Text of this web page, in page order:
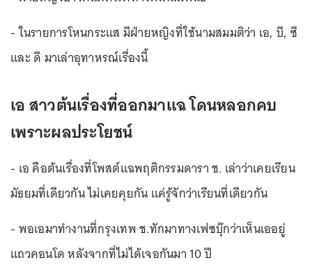
- ในรายการโหนกระแส มีฝ่ายหญิงที่ใช้นามสมมติว่า เอ, บี, ซี
และ ดี มาเล่าอุทาหรณ์เรื่องนี้
เอ สาวต้นเรื่องที่ออกมาแฉ โดนหลอกคบ
เพราะผลประโยชน์
- เอ คือต้นเรื่องที่โพสต์แฉพฤติกรรมดารา ช. เล่าว่าเคยเรียน
มัธยมที่เดียวกัน ไม่เคยคุยกัน แค่รู้จักว่าเรียนที่เดียวกัน
- พอเอมาทำงานที่กรุงเทพ ช.ทักมาทางเฟซบุ๊กว่าเห็นเออยู่
แถวคอนโด หลังจากที่ไม่ได้เจอกันมา 10 ปี